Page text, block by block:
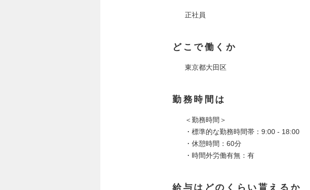
正社員
どこで働くか
東京都大田区
勤務時間は
＜勤務時間＞
・標準的な勤務時間帯：9:00 - 18:00
・休憩時間：60分
・時間外労働有無：有
給与はどのくらい貰えるか